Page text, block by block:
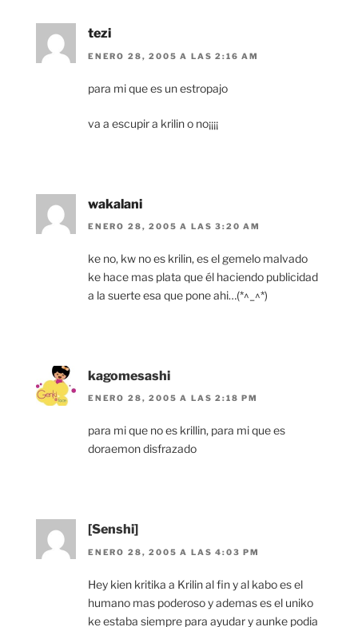
tezi
ENERO 28, 2005 A LAS 2:16 AM
para mi que es un estropajo
va a escupir a krilin o no¡¡¡¡
wakalani
ENERO 28, 2005 A LAS 3:20 AM
ke no, kw no es krilin, es el gemelo malvado
ke hace mas plata que él haciendo publicidad
a la suerte esa que pone ahi…(*^_^*)
kagomesashi
ENERO 28, 2005 A LAS 2:18 PM
para mi que no es krillin, para mi que es
doraemon disfrazado
[Senshi]
ENERO 28, 2005 A LAS 4:03 PM
Hey kien kritika a Krilin al fin y al kabo es el
humano mas poderoso y ademas es el uniko
ke estaba siempre para ayudar y aunke podia